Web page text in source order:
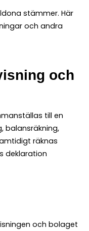
stämmer. Här
och andra
och
till en
balansräkning,
räknas
deklaration
och bolaget